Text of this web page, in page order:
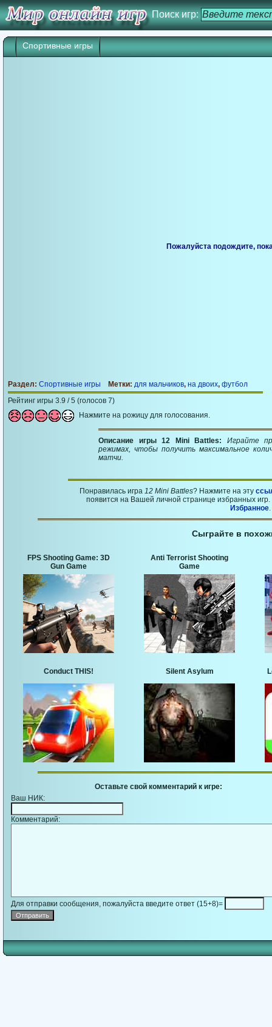
Поиск игр:
Спортивные игры
Игра начнется через 25 сек. Кликните
Раздел: Спортивные игры Метки: для мальчиков, на двоих, футбол
Рейтинг игры 3.9 / 5 (голосов 7)
Нажмите на рожицу для голосования.
Описание игры 12 Mini Battles: Играйте
режимах, чтобы получить максимальное
матчи.
Понравилась игра 12 Mini Battles? Нажмите на эту
появится на Вашей личной странице избранных
Избранное.
Сыграйте в
FPS Shooting Game: 3D
Gun Game
Anti Terrorist Shooting
Game
Conduct THIS! Silent Asylum
Оставьте свой комментарий к игре:
Ваш НИК:
Комментарий:
Для отправки сообщения, пожалуйста введите ответ (15+8)=